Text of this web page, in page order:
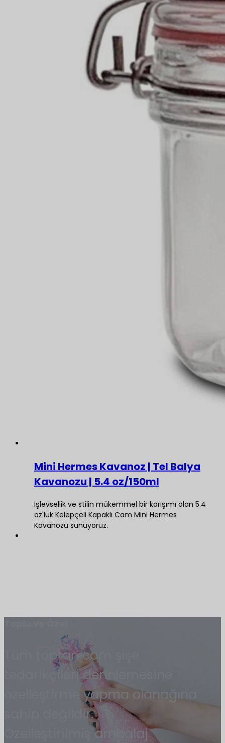
Mini Hermes Kavanoz | Tel Balya
Kavanozu | 5.4 oz/150ml
İşlevsellik ve stilin mükemmel bir karışımı olan 5.4
oz'luk Kelepçeli Kapaklı Cam Mini Hermes
Kavanozu sunuyoruz.
Tüm toptan cam şişe
tedarikçileri derinlemesine
özelleştirme yapma olanağına
sahip değildir.
Özelleştirilmiş ambalaj